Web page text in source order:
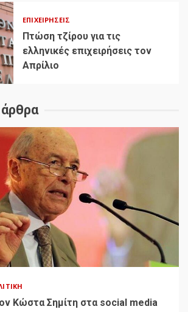
ΕΠΙΧΕΙΡΉΣΕΙΣ
Πτώση τζίρου για τις
ελληνικές επιχειρήσεις τον
Απρίλιο
Κώστα Σημίτη στα social media